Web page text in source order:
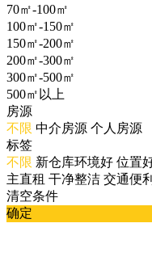
70㎡-100㎡
100㎡-150㎡
150㎡-200㎡
200㎡-300㎡
300㎡-500㎡
500㎡以上
房源
不限 中介房源 个人房源
标签
不限 新仓库环境好 位置
主直租 干净整洁 交通便利
清空条件
确定